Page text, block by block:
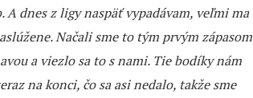
dnes z ligy naspäť vypadávam, veľmi ma
Načali sme to tým prvým zápasom
a viezlo sa to s nami. Tie bodíky nám
na konci, čo sa asi nedalo, takže sme